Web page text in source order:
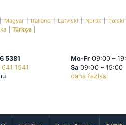
Magyar|Italiano|Latviski|Norsk|Polski
Türkçe|
5381
1541
Mo-Fr09:00 –
Sa09:00 – 15:00
daha fazlası